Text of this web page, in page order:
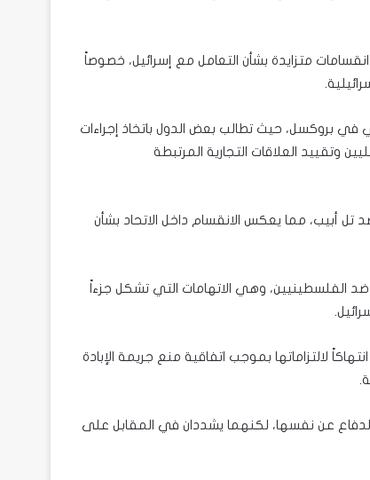
متزايدة بشأن التعامل مع إسرائيل، خصوصاً
في بروكسل، حيث تطالب بعض الدول باتخاذ إجراءات
وتقييد العلاقات التجارية المرتبطة
أبيب، مما يعكس الانقسام داخل الاتحاد بشأن
وهي الاتهامات التي تشكل جزءاً
لالتزاماتها بموجب اتفاقية منع جريمة الإبادة
عن نفسها، لكنهما يشددان في المقابل على